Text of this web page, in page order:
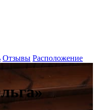
Отзывы Расположение